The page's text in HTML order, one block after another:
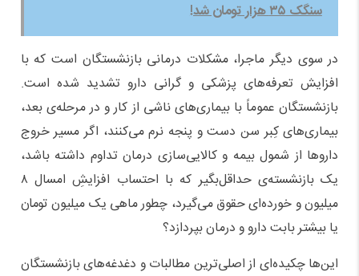
سنگک ۳۵ هزار تومان شد!
در سوی دیگر ماجرا، مشکلات درمانی بازنشستگان است که با
افزایش تعرفه‌های پزشکی و گرانی دارو تشدید شده است.
بازنشستگان عموماً با بیماری‌های ناشی از کار و در مرحله‌ی بعد،
بیماری‌های کِبر سن دست و پنجه نرم می‌کنند، اگر مسیر خروج
دارو‌ها از شمول بیمه و کالایی‌سازی درمان تداوم داشته باشد،
یک بازنشسته‌ی حداقل‌بگیر که با احتساب افزایشِ امسال ۸
میلیون و خورده‌ای حقوق می‌گیرد، چطور ماهی یک میلیون تومان
یا بیشتر بابت دارو و درمان بپردازد؟
این‌ها چکیده‌ای از اصلی‌ترین مطالبات و دغدغه‌های بازنشستگان